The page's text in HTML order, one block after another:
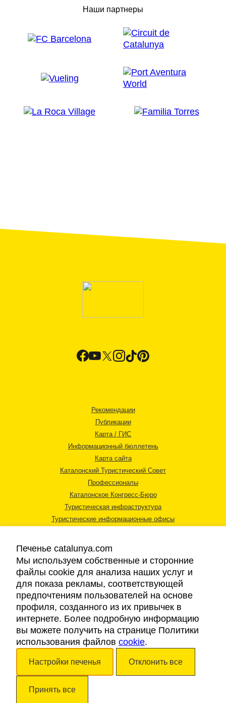
Наши партнеры
Рекомендации
Публикации
Карта / ГИС
Информационный бюллетень
Карта сайта
Каталонский Туристический Совет
Профессионалы
Каталонское Конгресс-Бюро
Туристическая инфраструктура
Туристические информационные офисы
Правовая информация
Cookies
Доступность
Авторские права © 2026. Каталонский Туристический Совет. Все права
Печенье catalunya.com
Мы используем собственные и сторонние
файлы cookie для анализа наших услуг и
для показа рекламы, соответствующей
предпочтениям пользователей на основе
профиля, созданного из их привычек в
интернете. Более подробную информацию
вы можете получить на странице Политики
использования файлов cookie.
Настройки печенья Отклонить все
Принять все